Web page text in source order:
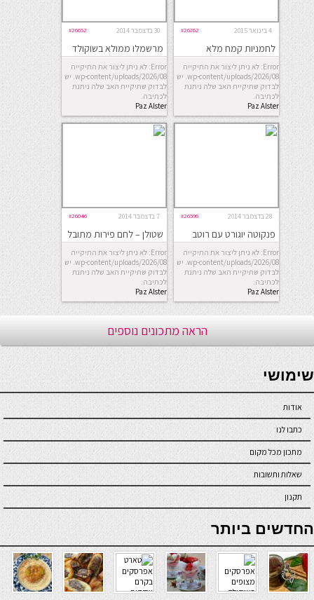
4 בינואר 2015 #26762
לחמניות קמח מלא
ושוקולד צ’יפס
Error: לא ניתן ליצור את התיקייה
wp-content/uploads/2026/08. יש
לבדוק שתיקיית האב שלה ניתנת
לכתיבה.
Paz Alster
30 בדצמבר 2014 #26652
מרשמלו ממולא בשוקולד
Error: לא ניתן ליצור את התיקייה
wp-content/uploads/2026/08. יש
לבדוק שתיקיית האב שלה ניתנת
לכתיבה.
Paz Alster
28 בדצמבר 2014 #26596
פנקוטה יוגורט עם רוטב
פירות יער
Error: לא ניתן ליצור את התיקייה
wp-content/uploads/2026/08. יש
לבדוק שתיקיית האב שלה ניתנת
לכתיבה.
Paz Alster
7 בדצמבר 2014 #26046
שטולן – לחם פירות מתובל
Error: לא ניתן ליצור את התיקייה
wp-content/uploads/2026/08. יש
לבדוק שתיקיית האב שלה ניתנת
לכתיבה.
Paz Alster
הראה מתכונים נוספים
seriöse online casinos österreich
שימושי
אודות
כתבו לנו
מתכון מכל מקום
שאלות ותשובות
תקנון
online casino
החדשים ביותר